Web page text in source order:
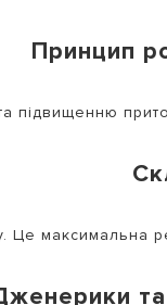
Принцип
підвищенню
Це максимальна